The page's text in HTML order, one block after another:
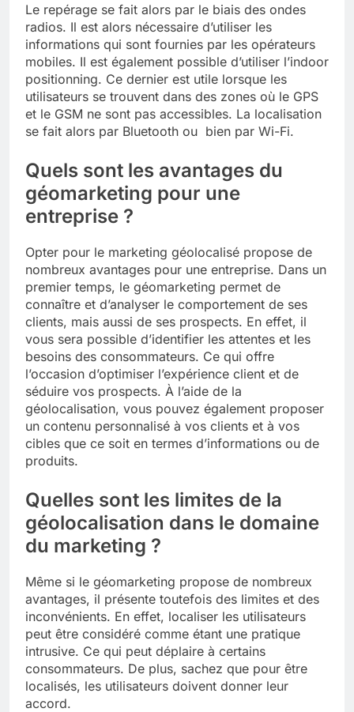
Le repérage se fait alors par le biais des ondes
radios. Il est alors nécessaire d’utiliser les
informations qui sont fournies par les opérateurs
mobiles. Il est également possible d’utiliser l’indoor
positionning. Ce dernier est utile lorsque les
utilisateurs se trouvent dans des zones où le GPS
et le GSM ne sont pas accessibles. La localisation
se fait alors par Bluetooth ou bien par Wi-Fi.
Quels sont les avantages du
géomarketing pour une
entreprise ?
Opter pour le marketing géolocalisé propose de
nombreux avantages pour une entreprise. Dans un
premier temps, le géomarketing permet de
connaître et d’analyser le comportement de ses
clients, mais aussi de ses prospects. En effet, il
vous sera possible d’identifier les attentes et les
besoins des consommateurs. Ce qui offre
l’occasion d’optimiser l’expérience client et de
séduire vos prospects. À l’aide de la
géolocalisation, vous pouvez également proposer
un contenu personnalisé à vos clients et à vos
cibles que ce soit en termes d’informations ou de
produits.
Quelles sont les limites de la
géolocalisation dans le domaine
du marketing ?
Même si le géomarketing propose de nombreux
avantages, il présente toutefois des limites et des
inconvénients. En effet, localiser les utilisateurs
peut être considéré comme étant une pratique
intrusive. Ce qui peut déplaire à certains
consommateurs. De plus, sachez que pour être
localisés, les utilisateurs doivent donner leur
accord.